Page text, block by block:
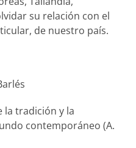
su relación con el
de nuestro país.
la tradición y la
contemporáneo (A.